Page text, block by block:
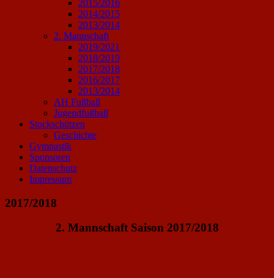
2015/2016
2014/2015
2013/2014
2. Mannschaft
2019/2021
2018/2019
2017/2018
2016/2017
2013/2014
AH Fußball
Jugendfußball
Stockschützen
Geschichte
Gymnastik
Sponsoren
Datenschutz
Impressum
2017/2018
2. Mannschaft Saison 2017/2018